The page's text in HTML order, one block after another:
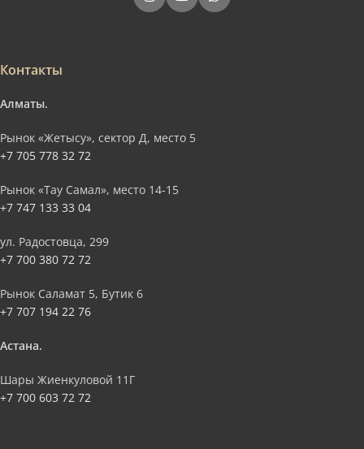
Контакты
Алматы.
Рынок «Жетысу», сектор Д, место 5
+7 705 778 32 72
Рынок «Тау Самал», место 14-15
+7 747 133 33 04
ул. Радостовца, 299
+7 700 380 72 72
Рынок Саламат 5, Бутик 6
+7 707 194 22 76
Астана.
Шары Жиенкуловой 11Г
+7 700 603 72 72